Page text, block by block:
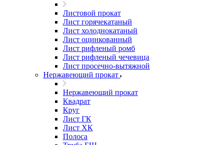
Листовой прокат
Лист горячекатаный
Лист холоднокатаный
Лист оцинкованный
Лист рифленый ромб
Лист рифленый чечевица
Лист просечно-вытяжной
Нержавеющий прокат
Нержавеющий прокат
Квадрат
Круг
Лист ГК
Лист ХК
Полоса